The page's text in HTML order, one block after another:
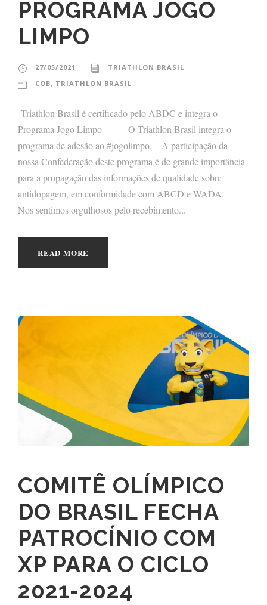
PROGRAMA JOGO
LIMPO
27/05/2021
TRIATHLON BRASIL
COB, TRIATHLON BRASIL
Triathlon Brasil é certificado pelo ABDC e integra o
Programa Jogo Limpo⠀⠀ ⠀ O Triathlon Brasil integra o
programa de adesão ao #jogolimpo.⠀ A participação da
nossa Confederação deste programa é de grande importância
para a propagação das informações de qualidade sobre
antidopagem, em conformidade com ABCD e WADA.⠀ ⠀
Nos sentimos orgulhosos pelo recebimento...
READ MORE
COMITÊ OLÍMPICO
DO BRASIL FECHA
PATROCÍNIO COM
XP PARA O CICLO
2021-2024